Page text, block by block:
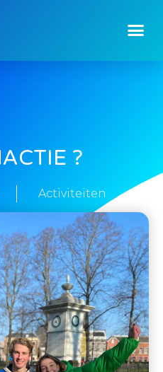
?
Activiteiten